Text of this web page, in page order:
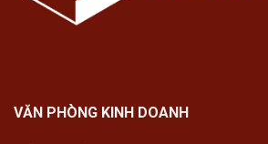
VĂN PHÒNG KINH DOANH